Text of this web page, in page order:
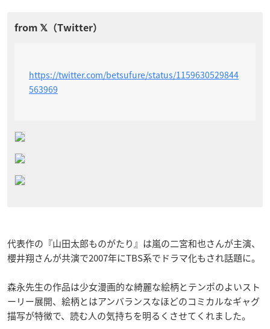
https://twitter.com/betsufure/status/1159630529844
563969
代表作の『山田太郎ものがたり』は嵐の二宮和也さんが主演、
櫻井翔さんが共演で2007年にTBS系でドラマ化もされ話題に。
森永先生の作品は少女漫画的な綺麗な絵柄とテンポのよいスト
ーリー展開、絵柄とはアンバランスなほどのコミカルなギャグ
描写が特徴で、読む人の気持ちを明るくさせてくれました。